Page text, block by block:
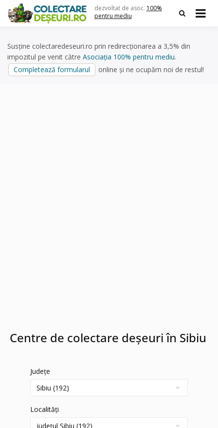
content
dezvoltat de asoc. 100%
pentru mediu
Susține colectaredeseuri.ro prin redirecționarea a 3,5% din
impozitul pe venit către Asociația 100% pentru mediu.
Completează formularul
online și ne ocupăm noi de restul!
Centre de colectare deșeuri în Sibiu
Județe
Localități